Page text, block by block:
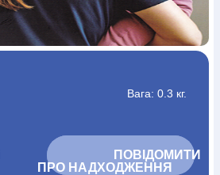
Ми у Facebook
Вага: 0.3 кг.
			ПОВІДОМИТИ
ПРО НАДХОДЖЕННЯ